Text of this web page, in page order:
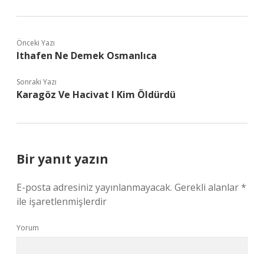
Önceki Yazı
Ithafen Ne Demek Osmanlıca
Sonraki Yazı
Karagöz Ve Hacivat I Kim Öldürdü
Bir yanıt yazın
E-posta adresiniz yayınlanmayacak. Gerekli alanlar*
ile işaretlenmişlerdir
Yorum